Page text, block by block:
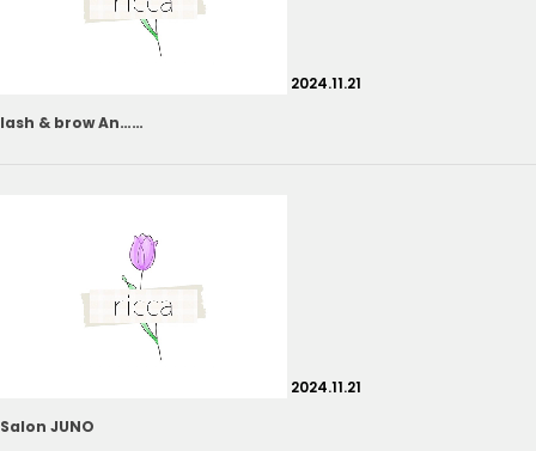
2024.11.21
lash & brow An……
2024.11.21
Salon JUNO